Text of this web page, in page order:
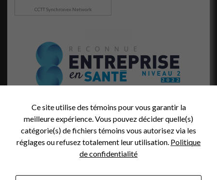
CCTT Synchronex Network
Ce site utilise des témoins pour vous garantir la
meilleure expérience. Vous pouvez décider quelle(s)
catégorie(s) de fichiers témoins vous autorisez via les
réglages ou refusez totalement leur utilisation. Politique
de confidentialité
personnalisés.